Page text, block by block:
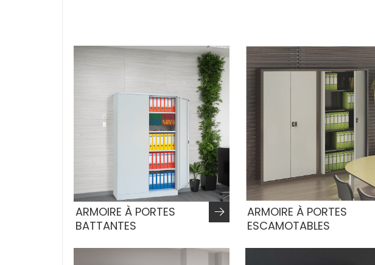
ARMOIRE À PORTES
BATTANTES
ARMOIRE À PORTES
ESCAMOTABLES